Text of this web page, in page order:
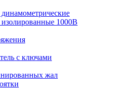
1000В
с ключами
жал